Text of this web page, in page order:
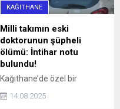
KAĞITHANE
Milli takımın eski
doktorunun şüpheli
ölümü: İntihar notu
bulundu!
Kağıthane’de özel bir
olarak görev yapan doktor
14.08.2025